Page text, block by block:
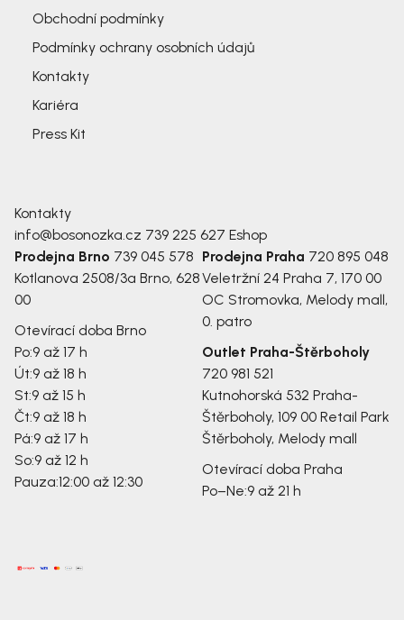
Obchodní podmínky
Podmínky ochrany osobních údajů
Kontakty
Kariéra
Press Kit
Kontakty
info@bosonozka.cz 739 225 627 Eshop
Prodejna Brno 739 045 578
Kotlanova 2508/3a Brno, 628
00
Otevírací doba Brno
Po:9 až 17 h
Út:9 až 18 h
St:9 až 15 h
Čt:9 až 18 h
Pá:9 až 17 h
So:9 až 12 h
Pauza:12:00 až 12:30
Prodejna Praha 720 895 048
Veletržní 24 Praha 7, 170 00
OC Stromovka, Melody mall,
0. patro
Outlet Praha-Štěrboholy
720 981 521
Kutnohorská 532 Praha-
Štěrboholy, 109 00 Retail Park
Štěrboholy, Melody mall
Otevírací doba Praha
Po–Ne:9 až 21 h